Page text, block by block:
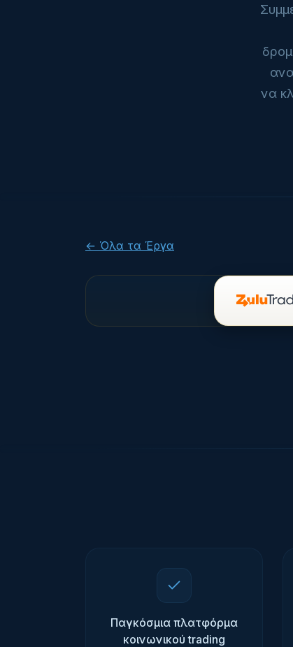
να
← Όλα τα Έργα
Παγκόσμια πλατφόρμα
κοινωνικού trading